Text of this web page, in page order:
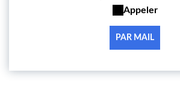
Appeler
PAR MAIL